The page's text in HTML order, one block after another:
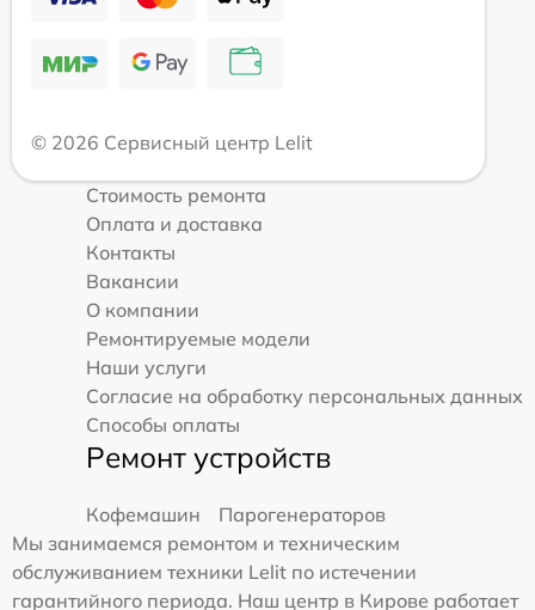
© 2026 Сервисный центр Lelit
Стоимость ремонта
Оплата и доставка
Контакты
Вакансии
О компании
Ремонтируемые модели
Наши услуги
Согласие на обработку персональных данных
Способы оплаты
Ремонт устройств
Кофемашин
Парогенераторов
Мы занимаемся ремонтом и техническим
обслуживанием техники Lelit по истечении
гарантийного периода. Наш центр в Кирове работает